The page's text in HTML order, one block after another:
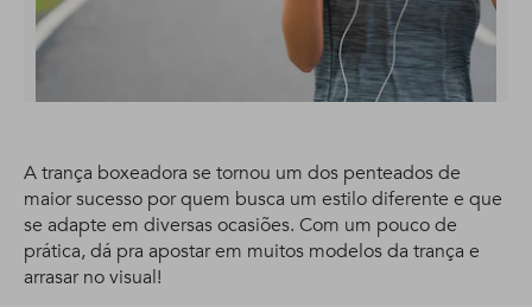
A trança boxeadora se tornou um dos penteados de
maior sucesso por quem busca um estilo diferente e que
se adapte em diversas ocasiões. Com um pouco de
prática, dá pra apostar em muitos modelos da trança e
arrasar no visual!